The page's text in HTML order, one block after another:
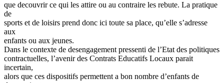
que decouvrir ce qui les attire ou au contraire les rebute. La pratique
de
sports et de loisirs prend donc ici toute sa place, qu’elle s’adresse
aux
enfants ou aux jeunes.
Dans le contexte de desengagement pressenti de l’Etat des politiques
contractuelles, l’avenir des Contrats Educatifs Locaux parait
incertain,
alors que ces dispositifs permettent a bon nombre d’enfants de